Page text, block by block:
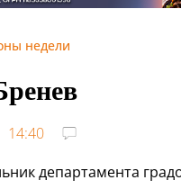
недели
14:40
департамента